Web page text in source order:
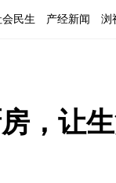
会民生 产经新闻 浏
，让